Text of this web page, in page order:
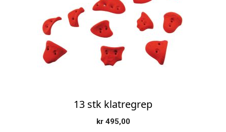
13 stk klatregrep
kr495,00